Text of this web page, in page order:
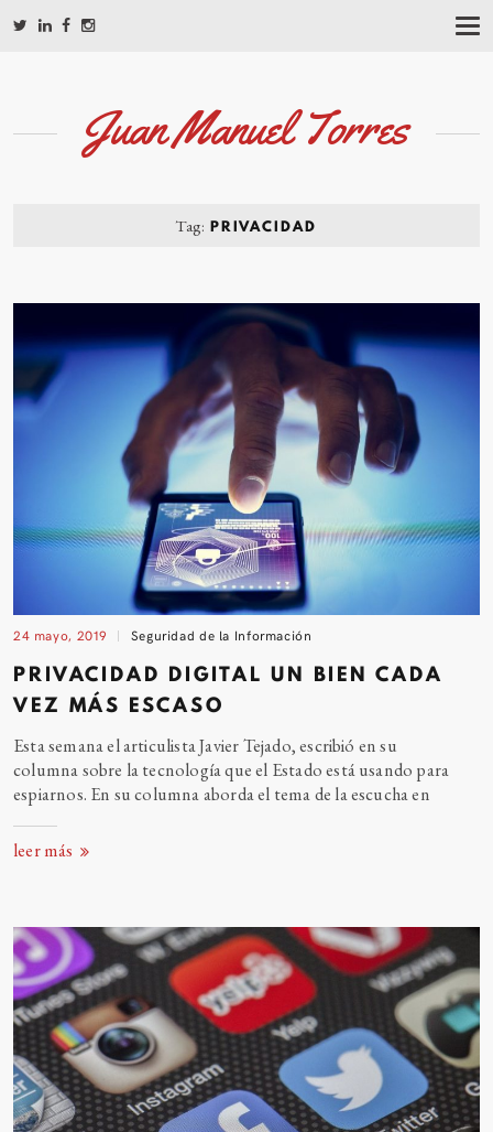
T
O
Juan Manuel Torres
Tag: PRIVACIDAD
24 mayo, 2019 Seguridad de la Información
PRIVACIDAD DIGITAL UN BIEN CADA
VEZ MÁS ESCASO
Esta semana el articulista Javier Tejado, escribió en su
columna sobre la tecnología que el Estado está usando para
espiarnos. En su columna aborda el tema de la escuchaen
leer más